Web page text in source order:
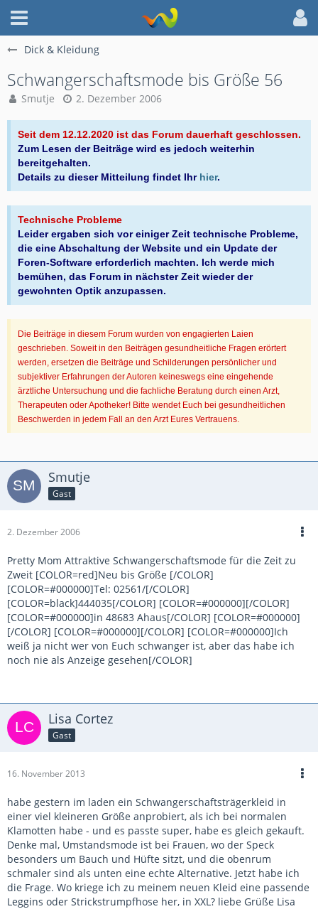
Dick & Kleidung
Schwangerschaftsmode bis Größe 56
Smutje 2. Dezember 2006
Seit dem 12.12.2020 ist das Forum dauerhaft geschlossen.
Zum Lesen der Beiträge wird es jedoch weiterhin
bereitgehalten.
Details zu dieser Mitteilung findet Ihr hier.
Technische Probleme
Leider ergaben sich vor einiger Zeit technische Probleme,
die eine Abschaltung der Website und ein Update der
Foren-Software erforderlich machten. Ich werde mich
bemühen, das Forum in nächster Zeit wieder der
gewohnten Optik anzupassen.
Die Beiträge in diesem Forum wurden von engagierten Laien
geschrieben. Soweit in den Beiträgen gesundheitliche Fragen erörtert
werden, ersetzen die Beiträge und Schilderungen persönlicher und
subjektiver Erfahrungen der Autoren keineswegs eine eingehende
ärztliche Untersuchung und die fachliche Beratung durch einen Arzt,
Therapeuten oder Apotheker! Bitte wendet Euch bei gesundheitlichen
Beschwerden in jedem Fall an den Arzt Eures Vertrauens.
Smutje
Gast
2. Dezember 2006
Pretty Mom Attraktive Schwangerschaftsmode für die Zeit zu
Zweit [COLOR=red]Neu bis Größe [/COLOR]
[COLOR=#000000]Tel: 02561/[/COLOR]
[COLOR=black]444035[/COLOR] [COLOR=#000000][/COLOR]
[COLOR=#000000]in 48683 Ahaus[/COLOR] [COLOR=#000000]
[/COLOR] [COLOR=#000000][/COLOR] [COLOR=#000000]Ich
weiß ja nicht wer von Euch schwanger ist, aber das habe ich
noch nie als Anzeige gesehen[/COLOR]
Lisa Cortez
Gast
16. November 2013
habe gestern im laden ein Schwangerschaftsträgerkleid in
einer viel kleineren Größe anprobiert, als ich bei normalen
Klamotten habe - und es passte super, habe es gleich gekauft.
Denke mal, Umstandsmode ist bei Frauen, wo der Speck
besonders um Bauch und Hüfte sitzt, und die obenrum
schmaler sind als unten eine echte Alternative. Jetzt habe ich
die Frage. Wo kriege ich zu meinem neuen Kleid eine passende
Leggins oder Strickstrumpfhose her, in XXL? liebe Grüße Lisa